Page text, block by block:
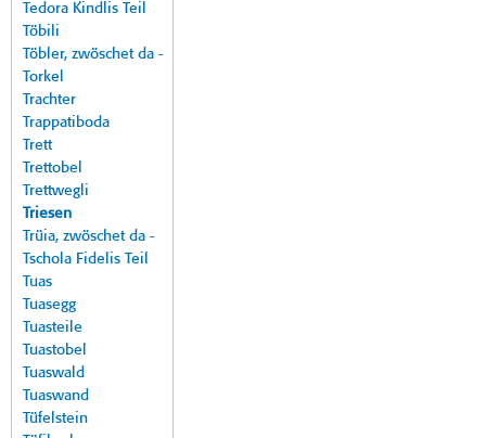
Tedora Kindlis Teil
Töbili
Töbler, zwöschet da -
Torkel
Trachter
Trappatiboda
Trett
Trettobel
Trettwegli
Triesen
Trüia, zwöschet da -
Tschola Fidelis Teil
Tuas
Tuasegg
Tuasteile
Tuastobel
Tuaswald
Tuaswand
Tüfelstein